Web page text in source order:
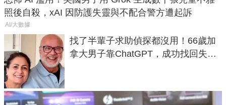
照後自殺，xAI 因防護失靈與不配合警方遭起訴
AI/大數據
找了半輩子求助偵探都沒用！66歲加
拿大男子靠ChatGPT，成功找回失散